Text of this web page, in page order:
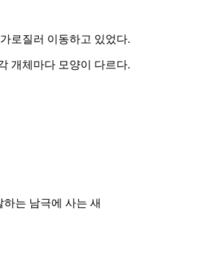
로질러 이동하고 있었다.
개체마다 모양이 다르다.
는 남극에 사는 새